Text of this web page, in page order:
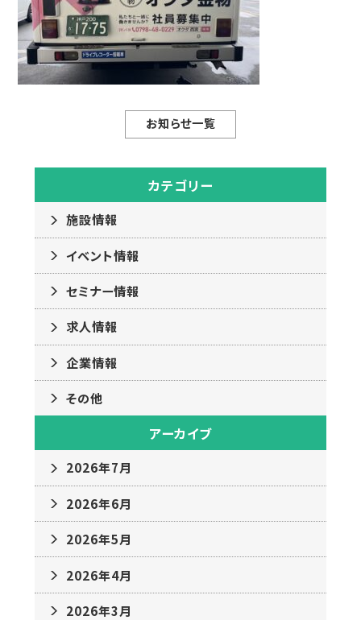
お知らせ一覧
カテゴリー
施設情報
イベント情報
セミナー情報
求人情報
企業情報
その他
アーカイブ
2026年7月
2026年6月
2026年5月
2026年4月
2026年3月